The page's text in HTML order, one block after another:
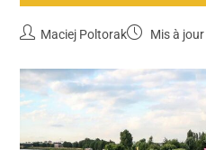
Maciej Poltorak Mis à